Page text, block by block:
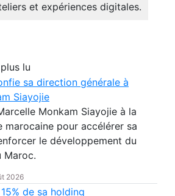
et expériences digitales.
lu
sa direction générale à
Siayojie
Monkam Siayojie à la
marocaine pour accélérer sa
le développement du
Maroc.
2026
de sa holding